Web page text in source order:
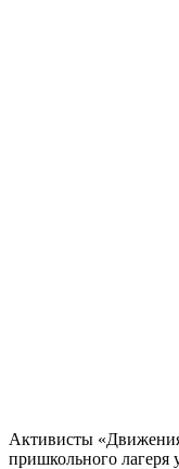
Активисты
пришкольного лагеря